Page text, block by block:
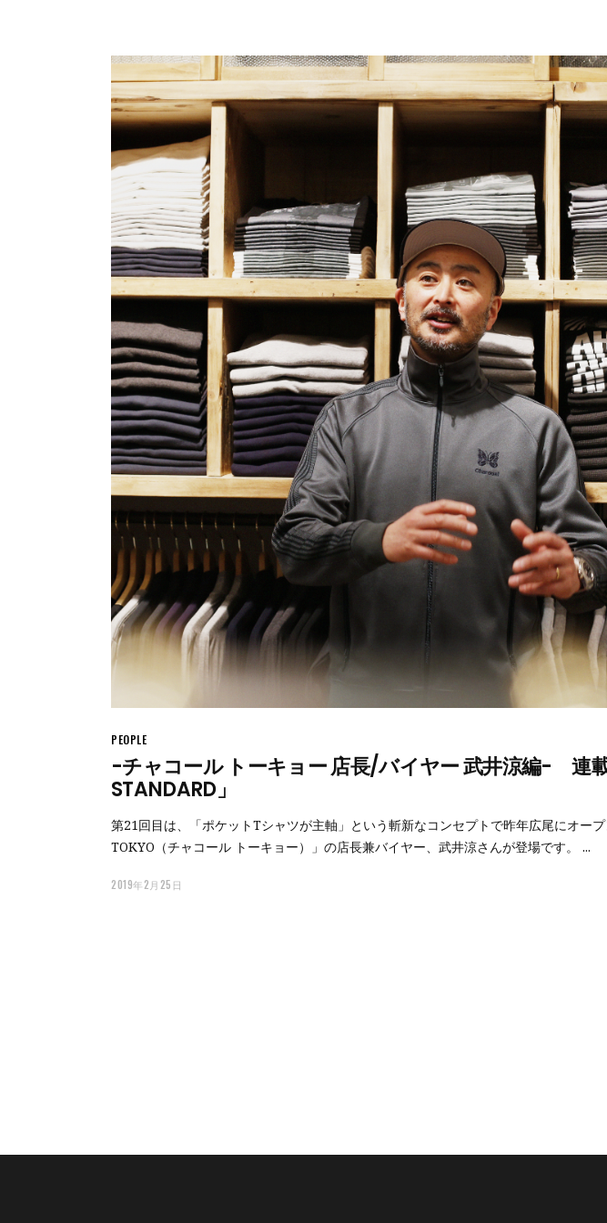
PEOPLE
-チャコール トーキョー 店長/バイヤー 武井涼編- 連
STANDARD」
第21回目は、「ポケットTシャツが主軸」という斬新なコンセプトで昨年広尾にオー
TOKYO（チャコール トーキョー）」の店長兼バイヤー、武井涼さんが登場です。
2019年2月25日